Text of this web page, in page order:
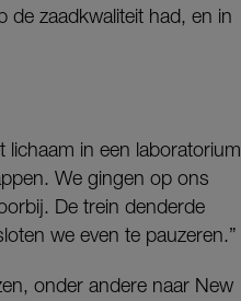
de zaadkwaliteit had, en in
lichaam in een laboratorium
We gingen op ons
De trein denderde
we even te pauzeren.”
onder andere naar New